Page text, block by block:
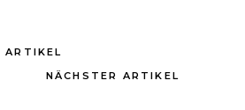
ARTIKEL
NÄCHSTER ARTIKEL